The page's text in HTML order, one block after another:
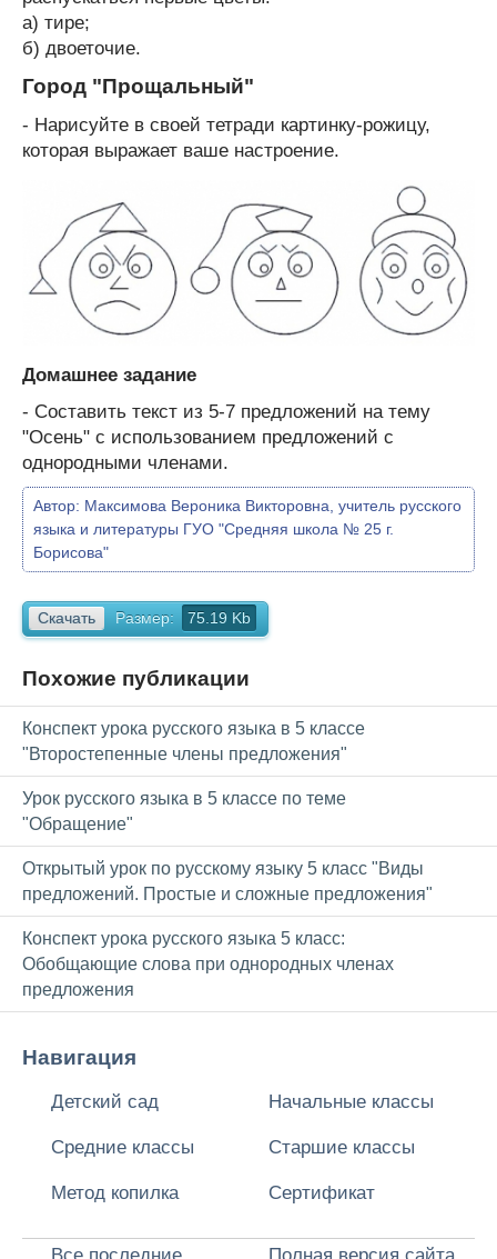
а) тире;
б) двоеточие.
Город "Прощальный"
- Нарисуйте в своей тетради картинку-рожицу,
которая выражает ваше настроение.
Домашнее задание
- Составить текст из 5-7 предложений на тему
"Осень" с использованием предложений с
однородными членами.
Автор: Максимова Вероника Викторовна, учитель русского
языка и литературы ГУО "Средняя школа № 25 г.
Борисова"
Скачать Размер: 75.19 Kb
Похожие публикации
Конспект урока русского языка в 5 классе
"Второстепенные члены предложения"
Урок русского языка в 5 классе по теме
"Обращение"
Открытый урок по русскому языку 5 класс "Виды
предложений. Простые и сложные предложения"
Конспект урока русского языка 5 класс:
Обобщающие слова при однородных членах
предложения
Навигация
Детский сад Начальные классы
Средние классы Старшие классы
Метод копилка Сертификат
Все последние Полная версия сайта